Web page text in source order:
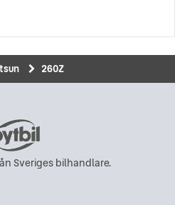
260Z
Sveriges bilhandlare.